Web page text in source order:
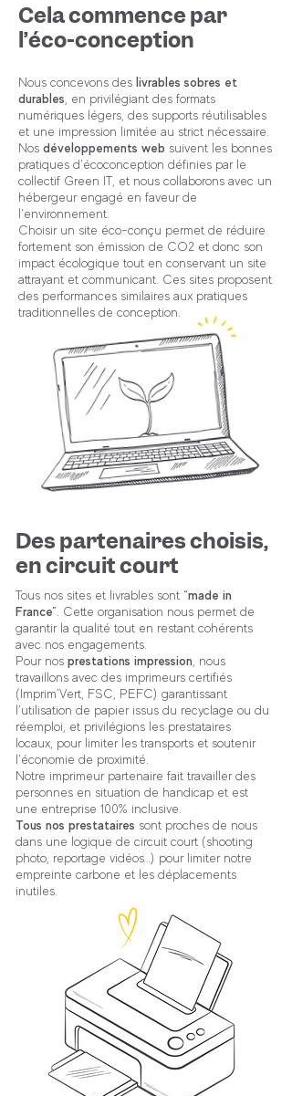
Cela commence par
l’éco-conception
Nous concevons des livrables sobres et
durables , en privilégiant des formats
numériques légers, des supports réutilisables
et une impression limitée au strict nécessaire.
Nos développements web suivent les bonnes
pratiques d’écoconception définies par le
collectif Green IT, et nous collaborons avec un
hébergeur engagé en faveur de
l’environnement.
Choisir un site éco-conçu permet de réduire
fortement son émission de CO2 et donc son
impact écologique tout en conservant un site
attrayant et communicant. Ces sites proposent
des performances similaires aux pratiques
traditionnelles de conception.
Des partenaires choisis,
en circuit court
Tous nos sites et livrables sont “made in
France” . Cette organisation nous permet de
garantir la qualité tout en restant cohérents
avec nos engagements.
Pour nos prestations impression , nous
travaillons avec des imprimeurs certifiés
(Imprim’Vert, FSC, PEFC) garantissant
l’utilisation de papier issus du recyclage ou du
réemploi, et privilégions les prestataires
locaux, pour limiter les transports et soutenir
l’économie de proximité.
Notre imprimeur partenaire fait travailler des
personnes en situation de handicap et est
une entreprise 100% inclusive.
Tous nos prestataires sont proches de nous
dans une logique de circuit court (shooting
photo, reportage vidéos…) pour limiter notre
empreinte carbone et les déplacements
inutiles.